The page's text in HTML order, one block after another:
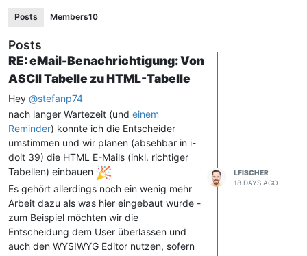
Posts Members10
Posts
RE: eMail-Benachrichtigung: Von
ASCII Tabelle zu HTML-Tabelle
Hey @stefanp74
nach langer Wartezeit (und einem
Reminder) konnte ich die Entscheider
umstimmen und wir planen (absehbar in i-
doit 39) die HTML E-Mails (inkl. richtiger
Tabellen) einbauen
Es gehört allerdings noch ein wenig mehr
Arbeit dazu als was hier eingebaut wurde -
zum Beispiel möchten wir die
Entscheidung dem User überlassen und
auch den WYSIWYG Editor nutzen, sofern
LFISCHER
18 DAYS AGO